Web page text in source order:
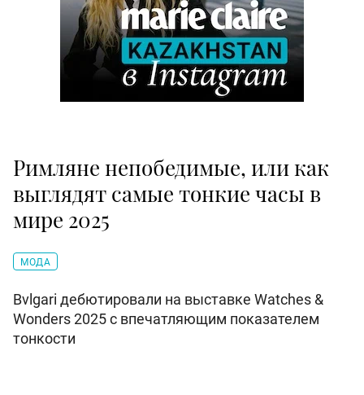
Римляне непобедимые, или как
выглядят самые тонкие часы в
мире 2025
МОДА
Bvlgari дебютировали на выставке Watches &
Wonders 2025 с впечатляющим показателем
тонкости